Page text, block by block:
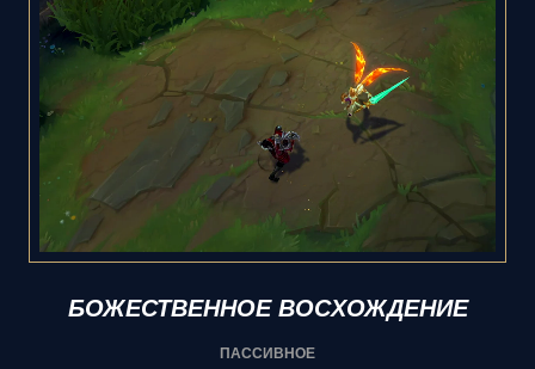
БОЖЕСТВЕННОЕ ВОСХОЖДЕНИЕ
ПАССИВНОЕ